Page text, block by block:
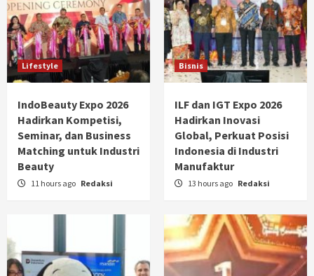
Lifestyle
IndoBeauty Expo 2026
Hadirkan Kompetisi,
Seminar, dan Business
Matching untuk Industri
Beauty
11 hours ago Redaksi
Bisnis
ILF dan IGT Expo 2026
Hadirkan Inovasi
Global, Perkuat Posisi
Indonesia di Industri
Manufaktur
13 hours ago Redaksi